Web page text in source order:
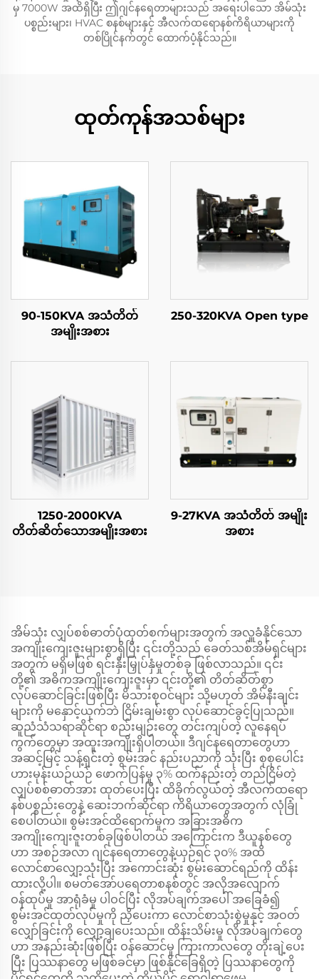
မှ 7000W အထိရှိပြီး ဤဂျင်နရေတာများသည် အရေးပါသော အိမ်သုံး
ပစ္စည်းများ၊ HVAC စနစ်များနှင့် အီလက်ထရောနစ်ကိရိယာများကို
တစ်ပြိုင်နက်တွင် ထောက်ပံ့နိုင်သည်။
ထုတ်ကုန်အသစ်များ
90-150KVA အသံတိတ်
အမျိုးအစား
250-320KVA Open type
1250-2000KVA
တိတ်ဆိတ်သောအမျိုးအစား
9-27KVA အသံတိတ် အမျိုး
အစား
အိမ်သုံး လျှပ်စစ်ဓာတ်ပုံထုတ်စက်များအတွက် အလှူခံနိုင်သော
အကျိုးကျေးဇူးများစွာရှိပြီး ၎င်းတို့သည် ခေတ်သစ်အိမ်ရှင်များ
အတွက် မရှိမဖြစ် ရင်းနှီးမြှုပ်နှံမှုတစ်ခု ဖြစ်လာသည်။ ၎င်း
တို့၏ အဓိကအကျိုးကျေးဇူးမှာ ၎င်းတို့၏ တိတ်ဆိတ်စွာ
လုပ်ဆောင်ခြင်းဖြစ်ပြီး မိသားစုဝင်များ သို့မဟုတ် အိမ်နီးချင်း
များကို မနှောင့်ယှက်ဘဲ ငြိမ်းချမ်းစွာ လုပ်ဆောင်ခွင့်ပြုသည်။
ဆူညံသံသရာဆိုင်ရာ စည်းမျဉ်းတွေ တင်းကျပ်တဲ့ လူနေရပ်
ကွက်တွေမှာ အထူးအကျိုးရှိပါတယ်။ ဒီဂျင်နရေတာတွေဟာ
အဆင့်မြင့် သန့်ရှင်းတဲ့ စွမ်းအင် နည်းပညာကို သုံးပြီး စုစုပေါင်း
ဟားမုန်းယဉ်ယဉ် ဖောက်ပြန်မှု ၃% ထက်နည်းတဲ့ တည်ငြိမ်တဲ့
လျှပ်စစ်ဓာတ်အား ထုတ်ပေးပြီး ထိခိုက်လွယ်တဲ့ အီလက်ထရော
နစ်ပစ္စည်းတွေနဲ့ ဆေးဘက်ဆိုင်ရာ ကိရိယာတွေအတွက် လုံခြုံ
စေပါတယ်။ စွမ်းအင်ထိရောက်မှုက အခြားအဓိက
အကျိုးကျေးဇူးတစ်ခုဖြစ်ပါတယ် အကြောင်းက ဒီယူနစ်တွေ
ဟာ အစဉ်အလာ ဂျင်နရေတာတွေနဲ့ယှဉ်ရင် ၃၀% အထိ
လောင်စာလျှော့သုံးပြီး အကောင်းဆုံး စွမ်းဆောင်ရည်ကို ထိန်း
ထားလို့ပါ။ စမတ်အော်ပရေတာစနစ်တွင် အလိုအလျောက်
ဝန်ထုပ်မှု အာရုံခံမှု ပါဝင်ပြီး လိုအပ်ချက်အပေါ် အခြေခံ၍
စွမ်းအင်ထုတ်လုပ်မှုကို ညှိပေးကာ လောင်စာသုံးစွဲမှုနှင့် အဝတ်
လျှော်ခြင်းကို လျှော့ချပေးသည်။ ထိန်းသိမ်းမှု လိုအပ်ချက်တွေ
ဟာ အနည်းဆုံးဖြစ်ပြီး ဝန်ဆောင်မှု ကြားကာလတွေ တိုးချဲ့ပေး
ပြီး ပြဿနာတွေ မဖြစ်ခင်မှာ ဖြစ်နိုင်ခြေရှိတဲ့ ပြဿနာတွေကို